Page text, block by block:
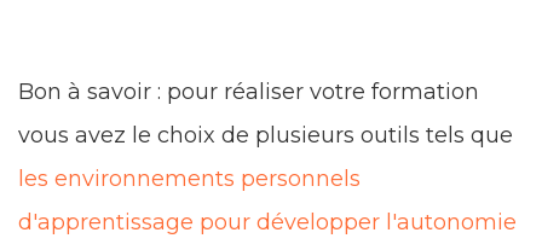
Bon à savoir : pour réaliser votre formation
vous avez le choix de plusieurs outils tels que
les environnements personnels
d'apprentissage pour développer l'autonomie